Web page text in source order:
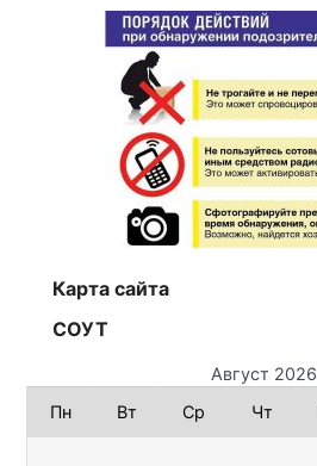
Карта сайта
СОУТ
Август 2026
Пн
Вт Ср Чт